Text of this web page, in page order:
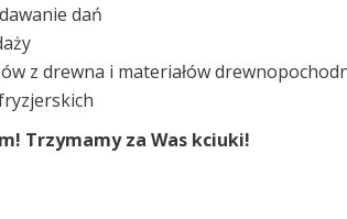
dań
z drewna i materiałów
Trzymamy za Was kciuki!